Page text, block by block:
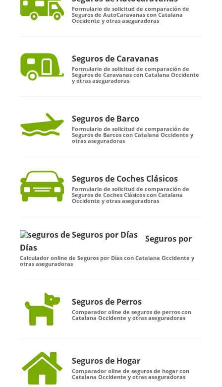
Formulario de solicitud de comparación de
Seguros de AutoCaravanas con Catalana
Occidente y otras aseguradoras
Seguros de Caravanas
Formulario de solicitud de comparación de
Seguros de Caravanas con Catalana Occidente
y otras aseguradoras
Seguros de Barco
Formulario de solicitud de comparación de
Seguros de Barcos con Catalana Occidente y
otras aseguradoras
Seguros de Coches Clásicos
Formulario de solicitud de comparación de
Seguros de Coches Clásicos con Catalana
Occidente y otras aseguradoras
Seguros por
Días
Calculador online de Seguros por Días con Catalana Occidente y
otras aseguradoras
Seguros de Perros
Comparador oline de seguros de perros con
Catalana Occidente y otras aseguradoras
Seguros de Hogar
Comparador oline de seguros de hogar con
Catalana Occidente y otras aseguradoras